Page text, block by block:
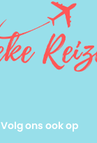
Volg ons ook op